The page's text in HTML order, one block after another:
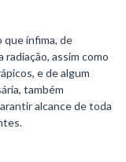
que ínfima, de
assim como
e de algum
também
alcance de toda